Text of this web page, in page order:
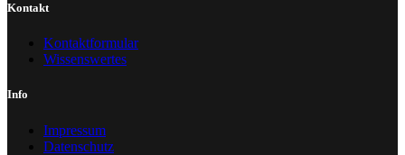
Kontakt
Kontaktformular
Wissenswertes
Info
Impressum
Datenschutz